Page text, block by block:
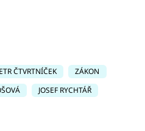
ČTVRTNÍČEK
ZÁKON
JOSEF RYCHTÁŘ